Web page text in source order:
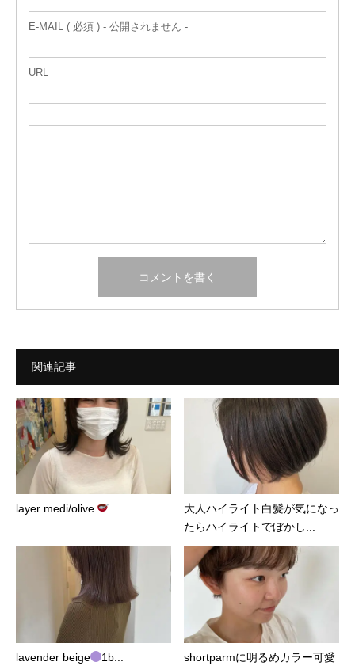
E-MAIL ( 必須 ) - 公開されません -
URL
関連記事
layer medi/olive
大人ハイライト白髪が気になっ
たらハイライトでぼかし...
lavender beige 1b... shortparmに明るめカラー可愛